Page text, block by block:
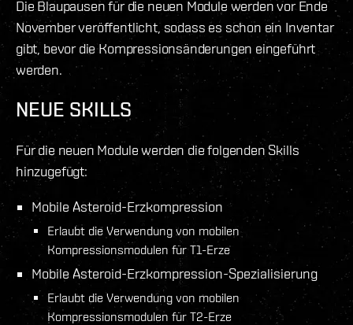
Die Blaupausen für die neuen Module werden vor Ende
November veröffentlicht, sodass es schon ein Inventar
gibt, bevor die Kompressionsänderungen eingeführt
werden.
NEUE SKILLS
Für die neuen Module werden die folgenden Skills
hinzugefügt:
Mobile Asteroid-Erzkompression
Erlaubt die Verwendung von mobilen
Kompressionsmodulen für T1-Erze
Mobile Asteroid-Erzkompression-Spezialisierung
Erlaubt die Verwendung von mobilen
Kompressionsmodulen für T2-Erze